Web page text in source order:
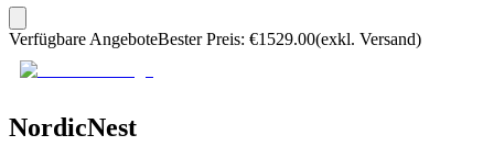
Verfügbare AngeboteBester Preis: €1529.00(exkl. Versand)
NordicNest